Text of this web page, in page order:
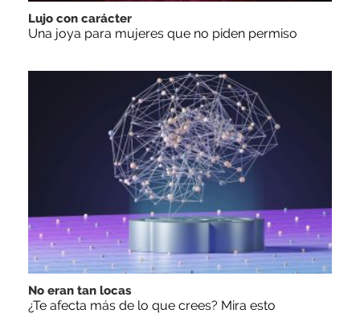
Lujo con carácter
Una joya para mujeres que no piden permiso
No eran tan locas
¿Te afecta más de lo que crees? Mira esto